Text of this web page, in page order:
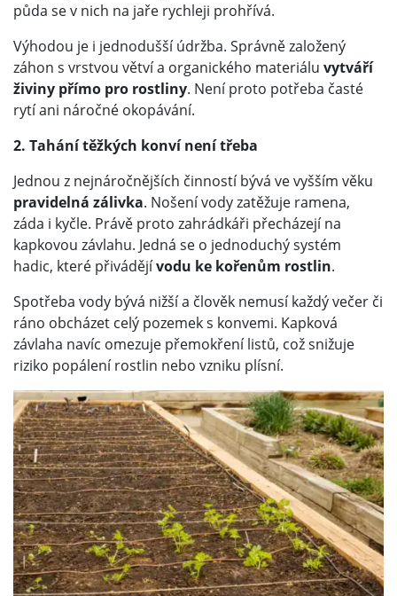
půda se v nich na jaře rychleji prohřívá.
Výhodou je i jednodušší údržba. Správně založený
záhon s vrstvou větví a organického materiálu vytváří
živiny přímo pro rostliny. Není proto potřeba časté
rytí ani náročné okopávání.
2. Tahání těžkých konví není třeba
Jednou z nejnáročnějších činností bývá ve vyšším věku
pravidelná zálivka. Nošení vody zatěžuje ramena,
záda i kyčle. Právě proto zahrádkáři přecházejí na
kapkovou závlahu. Jedná se o jednoduchý systém
hadic, které přivádějívodu ke kořenům rostlin.
Spotřeba vody bývá nižší a člověk nemusí každý večer či
ráno obcházet celý pozemek s konvemi. Kapková
závlaha navíc omezuje přemokření listů, což snižuje
riziko popálení rostlin nebo vzniku plísní.